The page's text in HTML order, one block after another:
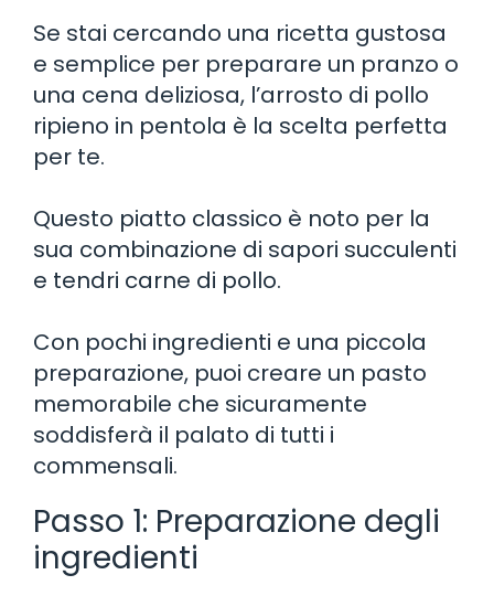
Se stai cercando una ricetta gustosa
e semplice per preparare un pranzo o
una cena deliziosa, l’arrosto di pollo
ripieno in pentola è la scelta perfetta
per te.
Questo piatto classico è noto per la
sua combinazione di sapori succulenti
e tendri carne di pollo.
Con pochi ingredienti e una piccola
preparazione, puoi creare un pasto
memorabile che sicuramente
soddisferà il palato di tutti i
commensali.
Passo 1: Preparazione degli
ingredienti